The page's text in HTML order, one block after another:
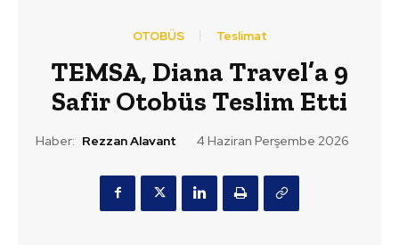
OTOBÜS Teslimat
TEMSA, Diana Travel’a 9
Safir Otobüs Teslim Etti
Haber: Rezzan Alavant 4 Haziran Perşembe 2026